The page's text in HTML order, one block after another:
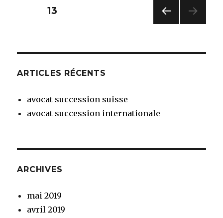
un
Pagination
publications
ÉDE
PAGE13
ARTICLES RÉCENTS
avocat succession suisse
avocat succession internationale
ARCHIVES
mai 2019
avril 2019